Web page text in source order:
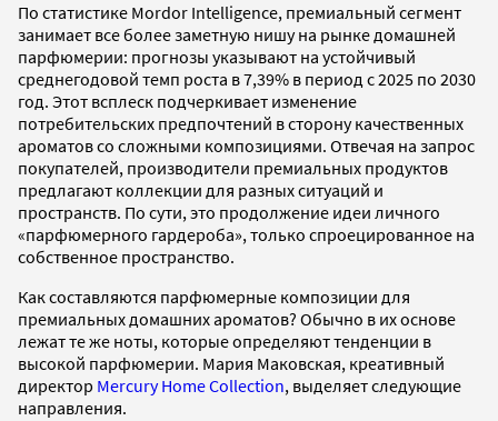
По статистике Mordor Intelligence, премиальный сегмент
занимает все более заметную нишу на рынке домашней
парфюмерии: прогнозы указывают на устойчивый
среднегодовой темп роста в 7,39% в период с 2025 по 2030
год. Этот всплеск подчеркивает изменение
потребительских предпочтений в сторону качественных
ароматов со сложными композициями. Отвечая на запрос
покупателей, производители премиальных продуктов
предлагают коллекции для разных ситуаций и
пространств. По сути, это продолжение идеи личного
«парфюмерного гардероба», только спроецированное на
собственное пространство.
Как составляются парфюмерные композиции для
премиальных домашних ароматов? Обычно в их основе
лежат те же ноты, которые определяют тенденции в
высокой парфюмерии. Мария Маковская, креативный
директор Mercury Home Collection, выделяет следующие
направления.